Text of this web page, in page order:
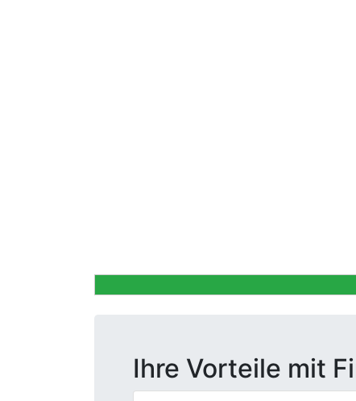
Ihre Vorteile mit